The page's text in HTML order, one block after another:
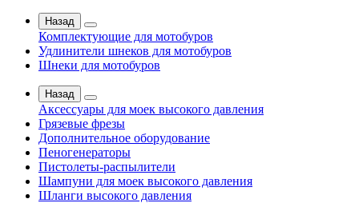
Назад
Комплектующие для мотобуров
Удлинители шнеков для мотобуров
Шнеки для мотобуров
Назад
Аксессуары для моек высокого давления
Грязевые фрезы
Дополнительное оборудование
Пеногенераторы
Пистолеты-распылители
Шампуни для моек высокого давления
Шланги высокого давления